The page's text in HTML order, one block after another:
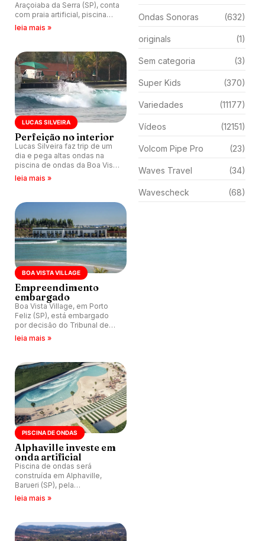
Araçoiaba da Serra (SP), conta
com praia artificial, piscina
com mil ondas por hora, hotel
começam em janeiro.
leia mais »
LUCAS SILVEIRA
Perfeição no interior
Lucas Silveira faz trip de um
dia e pega altas ondas na
piscina de ondas da Boa Vista
Village, em Porto Feliz, interior
leia mais »
BOA VISTA VILLAGE
Empreendimento
embargado
Boa Vista Village, em Porto
Feliz (SP), está embargado
por decisão do Tribunal de
Justiça do Estado de São
leia mais »
PISCINA DE ONDAS
Alphaville investe em
onda artificial
Piscina de ondas será
construída em Alphaville,
Barueri (SP), pela
incorporadora Ekko Group.
leia mais »
Ondas Sonoras (632)
originals (1)
Sem categoria (3)
Super Kids (370)
Variedades (11177)
Vídeos (12151)
Volcom Pipe Pro (23)
Waves Travel (34)
Wavescheck (68)